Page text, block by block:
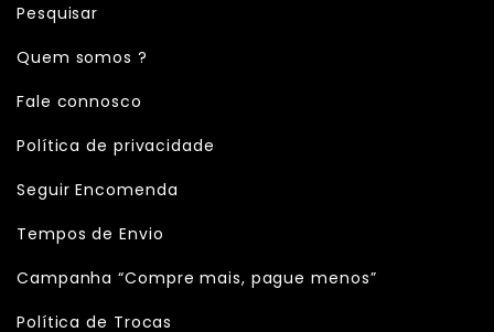
Pesquisar
Quem somos ?
Fale connosco
Política de privacidade
Seguir Encomenda
Tempos de Envio
Campanha “Compre mais, pague menos”
Política de Trocas